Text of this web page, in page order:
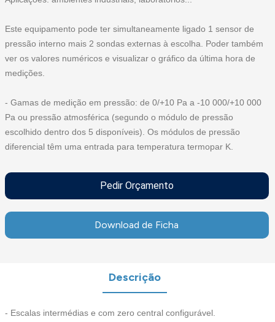
Este equipamento pode ter simultaneamente ligado 1 sensor de
pressão interno mais 2 sondas externas à escolha. Poder também
ver os valores numéricos e visualizar o gráfico da última hora de
medições.
- Gamas de medição em pressão: de 0/+10 Pa a -10 000/+10 000
Pa ou pressão atmosférica (segundo o módulo de pressão
escolhido dentro dos 5 disponíveis). Os módulos de pressão
diferencial têm uma entrada para temperatura termopar K.
Pedir Orçamento
Download de Ficha
Descrição
- Escalas intermédias e com zero central configurável.